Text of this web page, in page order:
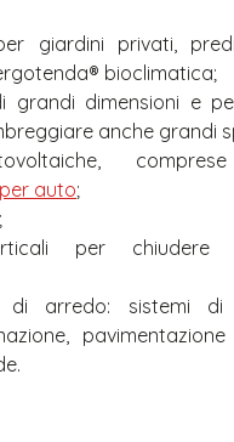
giardini privati,
bioclimatica;
grandi dimensioni e
anche grandi
auto;
per
di arredo: sistemi di